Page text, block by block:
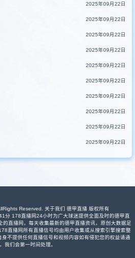
2025年09月22日
2025年09月22日
2025年09月22日
2025年09月22日
2025年09月22日
2025年09月22日
2025年09月22日
2025年09月22日
2025年09月22日
2025年09月22日
Reserved. 关于我们 德甲直播 版权所有
分 178直播网24小时为广大球迷提供全面及时的德甲直
直播网，每天收集最新的德甲直播资讯，原创大数据足
直播网所有直播信号均由用户收集或从搜索引擎搜索整
不提供任何直播信号和视频内容如有侵犯您的权益请通
我们会第一时间处理。